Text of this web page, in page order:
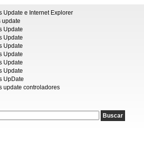
Update e Internet Explorer
update
Update
Update
Update
Update
Update
Update
UpDate
update controladores